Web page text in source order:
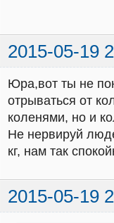
2015-05-19
Юра,вот ты не
отрываться от
коленями, но и
Не нервируй
кг, нам так
2015-05-19